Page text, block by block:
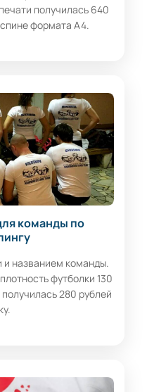
получилась 640
формата А4.
команды по
и названием команды.
футболки 130
280 рублей